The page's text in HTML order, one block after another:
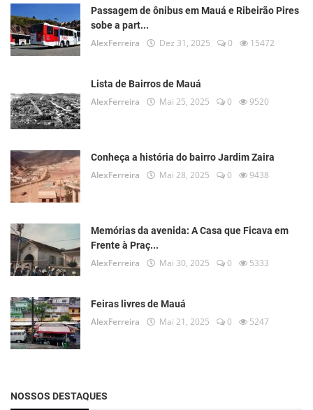
Entrar
Registrar
Portuguese
Passagem de ônibus em Mauá e Ribeirão Pires
sobe a part...
AlexFerreira Dez 31, 2025 0 15472
Lista de Bairros de Mauá
AlexFerreira Mai 25, 2025 0 9520
Conheça a história do bairro Jardim Zaira
AlexFerreira Mai 28, 2025 0 9438
Memórias da avenida: A Casa que Ficava em
Frente à Praç...
AlexFerreira Mai 30, 2025 0 5333
Feiras livres de Mauá
AlexFerreira Mai 21, 2025 0 5247
NOSSOS DESTAQUES